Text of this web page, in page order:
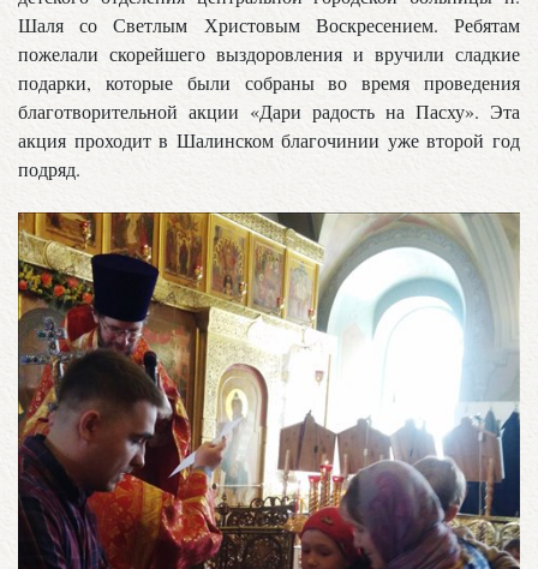
Шаля со Светлым Христовым Воскресением. Ребятам
пожелали скорейшего выздоровления и вручили сладкие
подарки, которые были собраны во время проведения
благотворительной акции «Дари радость на Пасху». Эта
акция проходит в Шалинском благочинии уже второй год
подряд.